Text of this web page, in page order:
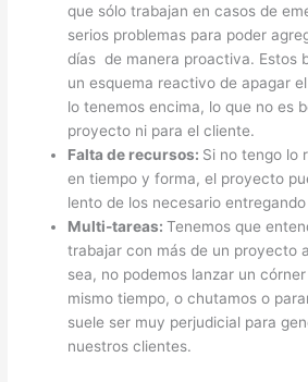
que sólo trabajan en casos de
serios problemas para poder
días de manera proactiva. Estos
un esquema reactivo de apagar
lo tenemos encima, lo que no es
proyecto ni para el cliente.
Falta de recursos: Si no tengo lo
en tiempo y forma, el proyecto
lento de los necesario
Multi-tareas:Tenemos que
trabajar con más de un proyecto
sea, no podemos lanzar un
mismo tiempo, o chutamos o
suele ser muy perjudicial para
nuestros clientes.